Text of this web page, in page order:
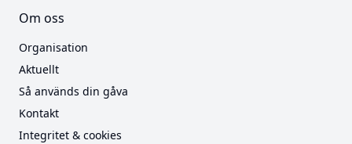
Om oss
Organisation
Aktuellt
Så används din gåva
Kontakt
Integritet & cookies